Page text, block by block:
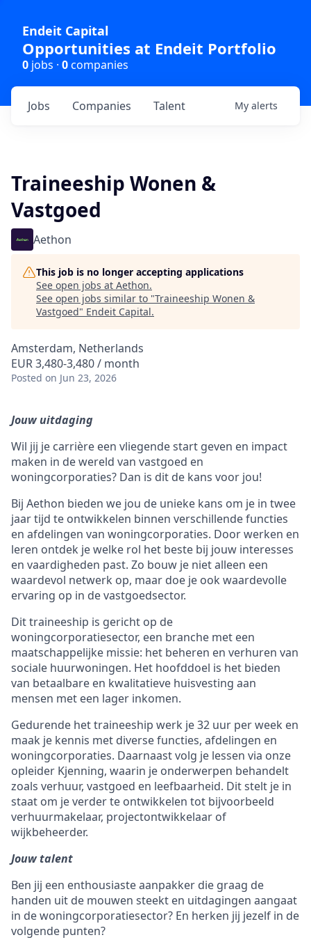
Endeit Capital
Opportunities at Endeit Portfolio
0 jobs · 0companies
Jobs Companies Talent My alerts
Traineeship Wonen &
Vastgoed
Aethon
This job is no longer accepting applications
See open jobs at Aethon.
See open jobs similar to "Traineeship Wonen &
Vastgoed" Endeit Capital.
Amsterdam, Netherlands
EUR 3,480-3,480 / month
Posted on Jun 23, 2026
Jouw uitdaging
Wil jij je carrière een vliegende start geven en impact
maken in de wereld van vastgoed en
woningcorporaties? Dan is dit de kans voor jou!
Bij Aethon bieden we jou de unieke kans om je in twee
jaar tijd te ontwikkelen binnen verschillende functies
en afdelingen van woningcorporaties. Door werken en
leren ontdek je welke rol het beste bij jouw interesses
en vaardigheden past. Zo bouw je niet alleen een
waardevol netwerk op, maar doe je ook waardevolle
ervaring op in de vastgoedsector.
Dit traineeship is gericht op de
woningcorporatiesector, een branche met een
maatschappelijke missie: het beheren en verhuren van
sociale huurwoningen. Het hoofddoel is het bieden
van betaalbare en kwalitatieve huisvesting aan
mensen met een lager inkomen.
Gedurende het traineeship werk je 32 uur per week en
maak je kennis met diverse functies, afdelingen en
woningcorporaties. Daarnaast volg je lessen via onze
opleider Kjenning, waarin je onderwerpen behandelt
zoals verhuur, vastgoed en leefbaarheid. Dit stelt je in
staat om je verder te ontwikkelen tot bijvoorbeeld
verhuurmakelaar, projectontwikkelaar of
wijkbeheerder.
Jouw talent
Ben jij een enthousiaste aanpakker die graag de
handen uit de mouwen steekt en uitdagingen aangaat
in de woningcorporatiesector? En herken jij jezelf in de
volgende punten?